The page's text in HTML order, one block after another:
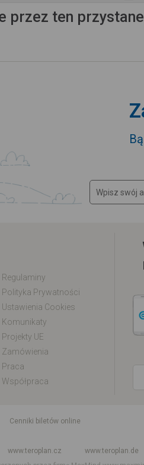
przez ten
Regulaminy
Polityka Prywatności
Ustawienia Cookies
Komunikaty
Projekty UE
Zamówienia
Praca
Współpraca
Cenniki biletów online
www.teroplan.cz
www.teroplan.de